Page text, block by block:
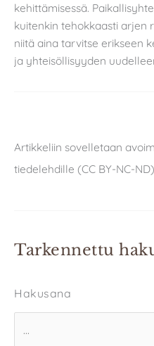
kehittämisessä.
kuitenkin tehokkaasti arjen
niitä aina tarvitse erikseen
ja yhteisöllisyyden
Artikkeliin sovelletaan
tiedelehdille (CC BY-NC-
Tarkennettu
Hakusana